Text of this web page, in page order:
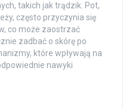
takich jak trądzik. Pot,
często przyczynia się
co może zaostrzać
zadbać o skórę po
które wpływają na
nawyki